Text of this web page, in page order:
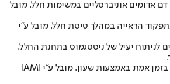
אדומים אוניברסליים במשימות חלל. מובל
הראייה במהלך טיסת חלל. מובל ע"י
לניתוח יעיל של ניסטגמוס בתחנת החלל.
ניטור הלב ומדדים חיוניים בזמן אמת באמצעות שעון. מובל ע"י IAMI